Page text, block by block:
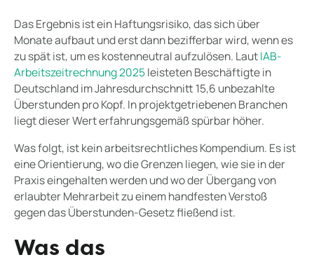
Das Ergebnis ist ein Haftungsrisiko, das sich über
Monate aufbaut und erst dann bezifferbar wird, wenn es
zu spät ist, um es kostenneutral aufzulösen. LautIAB-
Arbeitszeitrechnung 2025leisteten Beschäftigte in
Deutschland im Jahresdurchschnitt 15,6 unbezahlte
Überstunden pro Kopf. In projektgetriebenen Branchen
liegt dieser Wert erfahrungsgemäß spürbar höher.
Was folgt, ist kein arbeitsrechtliches Kompendium. Es ist
eine Orientierung, wo die Grenzen liegen, wie sie in der
Praxis eingehalten werden und wo der Übergang von
erlaubter Mehrarbeit zu einem handfesten Verstoß
gegen das Überstunden-Gesetz fließend ist.
Was das